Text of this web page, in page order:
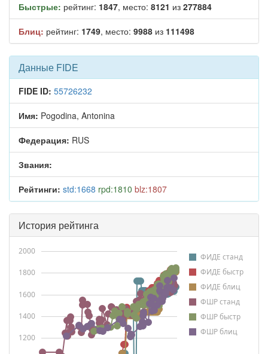
Быстрые: рейтинг: 1847, место: 8121 из 277884
Блиц: рейтинг: 1749, место: 9988 из 111498
Данные FIDE
FIDE ID: 55726232
Имя: Pogodina, Antonina
Федерация: RUS
Звания:
Рейтинги: std:1668 rpd:1810 blz:1807
История рейтинга
ФИДЕ станд
ФИДЕ быстр
ФИДЕ блиц
ФШР станд
ФШР быстр
ФШР блиц
1200
1400
1600
1800
2000